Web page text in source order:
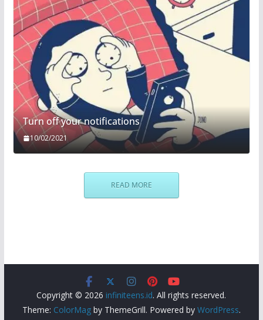
Turn off your notifications
10/02/2021
READ MORE
Copyright © 2026 infiniteens.id. All rights reserved.
Theme: ColorMagby ThemeGrill. Powered by WordPress.